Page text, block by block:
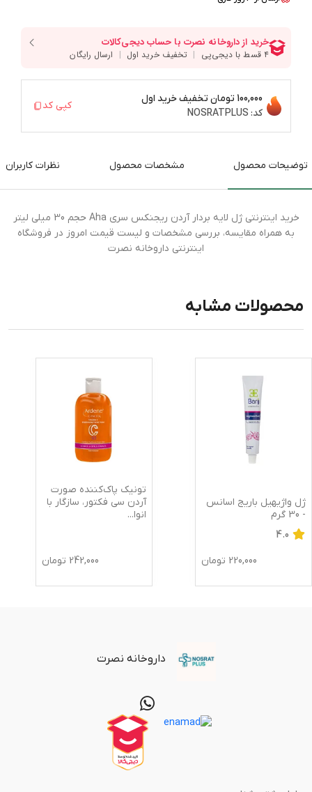
100,000 تومان
تخفیف خرید اول
کد: NOSRATPLUS
کپی کد
توضیحات محصول مشخصات محصول نظرات کاربران
خرید اینترنتی ژل لایه بردار آردن ریجنکس سری Aha حجم 30 میلی لیتر
به همراه مقایسه، بررسی مشخصات و لیست قیمت امروز در فروشگاه
اینترنتی داروخانه نصرت
محصولات مشابه
ژل واژیهیل باریج اسانس
- 30 گرم
4.0
220,000 تومان
تونیک پاک‌کننده صورت
آردن سی فکتور، سازگار با
انوا...
242,000 تومان
داروخانه نصرت